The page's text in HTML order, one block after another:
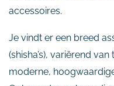
accessoires.
Je vindt er een breed
(shisha’s), variërend
moderne,